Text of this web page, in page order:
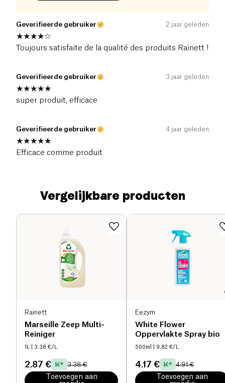
Geverifieerde gebruiker 2 jaar geleden
Toujours satisfaite de la qualité des produits Rainett !
Geverifieerde gebruiker 3 jaar geleden
super produit, efficace
Geverifieerde gebruiker 4 jaar geleden
Efficace comme produit
Vergelijkbare producten
Rainett
Marseille Zeep Multi-
Reiniger
1L | 3.38 €/L
2.87 € 3.38 €
Toevoegen aan
Eezym
White Flower
Oppervlakte Spray bio
500ml | 9.82 €/L
4.17 € 4.91 €
Toevoegen aan